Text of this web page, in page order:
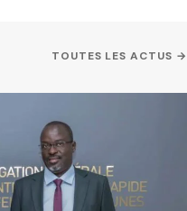
TOUTES LES ACTUS →